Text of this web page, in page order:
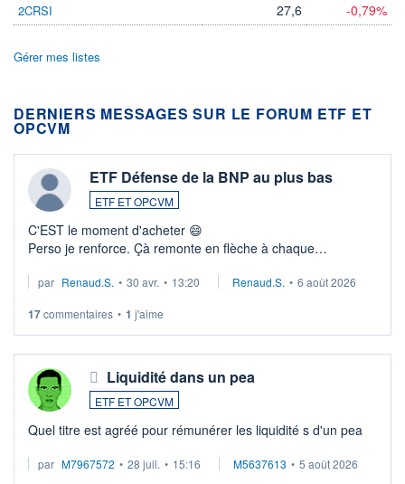
2CRSI 27,6 -0,79%
Gérer mes listes
DERNIERS MESSAGES SUR LE FORUM ETF ET
OPCVM
ETF Défense de la BNP au plus bas
ETF ET OPCVM
C'EST le moment d'acheter 😄​
Perso je renforce. Çà remonte en flèche à chaque
Investissement long terme tip top pour sa retraite.
par Renaud.S. • 30 avr. • 13:20 Renaud.S. • 6 août 2026
17commentaires • 1 j'aime
Liquidité dans un pea
ETF ET OPCVM
Quel titre est agréé pour rémunérer les liquidité s d'un pea
par M7967572 • 28 juil. • 15:16 M5637613 • 5 août 2026